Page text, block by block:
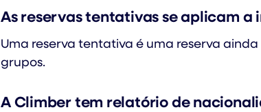
As reservas tentativas se aplicam a
Uma reserva tentativa é uma reserva
grupos.
A Climber tem relatório de